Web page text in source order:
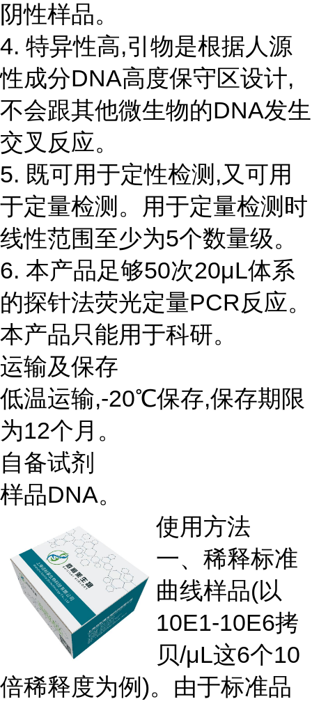
阴性样品。
4. 特异性高,引物是根据人源
性成分DNA高度保守区设计,
不会跟其他微生物的DNA发生
交叉反应。
5. 既可用于定性检测,又可用
于定量检测。用于定量检测时
线性范围至少为5个数量级。
6. 本产品足够50次20μL体系
的探针法荧光定量PCR反应。
本产品只能用于科研。
运输及保存
低温运输,-20℃保存,保存期限
为12个月。
自备试剂
样品DNA。
使用方法
一、稀释标准
曲线样品(以
10E1-10E6拷
贝/μL这6个10
倍稀释度为例)。由于标准品